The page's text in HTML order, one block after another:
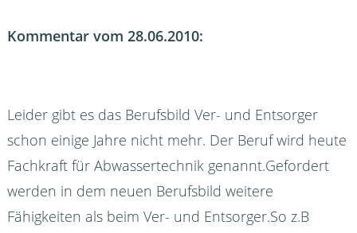
Kommentar vom 28.06.2010:
Leider gibt es das Berufsbild Ver- und Entsorger
schon einige Jahre nicht mehr. Der Beruf wird heute
Fachkraft für Abwassertechnik genannt.Gefordert
werden in dem neuen Berufsbild weitere
Fähigkeiten als beim Ver- und Entsorger.So z.B